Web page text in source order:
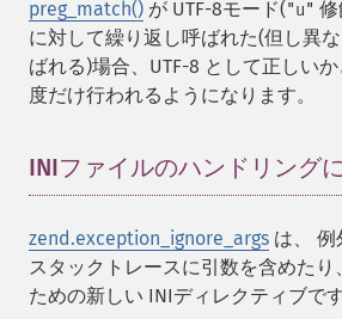
preg_match() が UTF-8モード("u"
に対して繰り返し呼ばれた(但し異
ばれる)場合、UTF-8 として正しい
度だけ行われるようになります。
INIファイルのハンドリング
zend.exception_ignore_args は、 例
スタックトレースに引数を含めたり
ための新しい INIディレクティブです